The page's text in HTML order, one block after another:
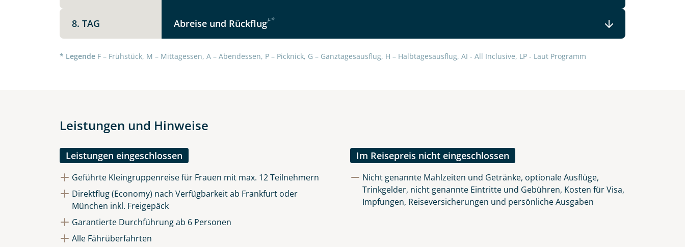
8. TAG Abreise und RückflugF*
* Legende F – Frühstück, M – Mittagessen, A – Abendessen, P – Picknick, G – Ganztagesausflug, H – Halbtagesausflug, AI - All Inclusive, LP - Laut Programm
Leistungen und Hinweise
Leistungen eingeschlossen
Geführte Kleingruppenreise für Frauen mit max. 12 Teilnehmern
Direktflug (Economy) nach Verfügbarkeit ab Frankfurt oder
München inkl. Freigepäck
Garantierte Durchführung ab 6 Personen
Alle Fährüberfahrten
Im Reisepreis nicht eingeschlossen
Nicht genannte Mahlzeiten und Getränke, optionale Ausflüge,
Trinkgelder, nicht genannte Eintritte und Gebühren, Kosten für Visa,
Impfungen, Reiseversicherungen und persönliche Ausgaben